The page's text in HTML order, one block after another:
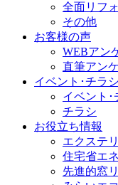
全面リフ
その他
お客様の声
WEBアン
直筆アン
イベント･チラ
イベント･
チラシ
お役立ち情報
エクステ
住宅省エ
先進的窓